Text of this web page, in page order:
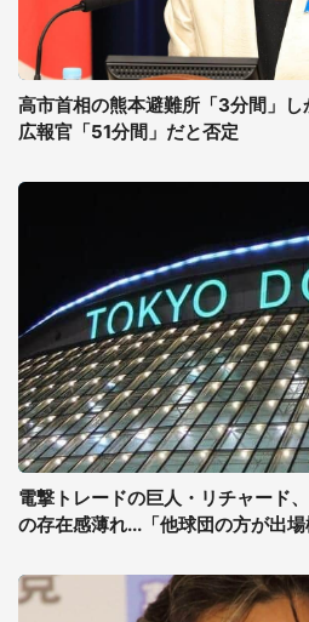
高市首相の熊本避難所「3分間」
広報官「51分間」だと否定
電撃トレードの巨人・リチャード
の存在感薄れ...「他球団の方が出